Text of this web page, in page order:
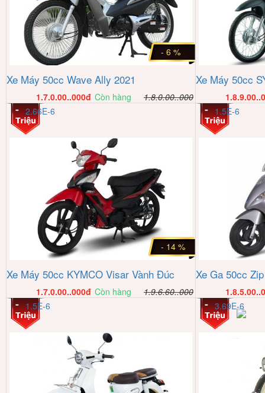
Xe Máy 50cc Wave Ally 2021
1.8.0.00..000
- 6 %
1.7.0.00..000đ Còn hàng
Xe Máy 50cc
2.66E-6
Xe Máy 50cc KYMCO Visar Vành Đúc
1.9.6.60..000
- 14 %
1.7.0.00..000đ Còn hàng
1.5E-6
Xe Ga 50cc
1.5E-6
3.69E-6